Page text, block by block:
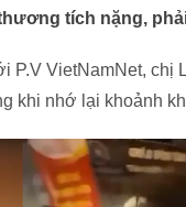
tích nặng,
P.V VietNamNet,
khi nhớ lại khoảnh